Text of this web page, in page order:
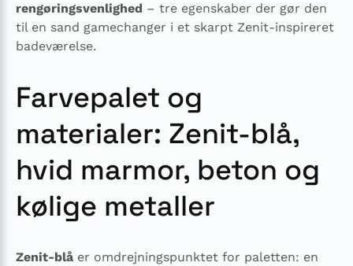
rengøringsvenlighed – tre egenskaber der gør den
til en sand gamechanger i et skarpt Zenit-inspireret
badeværelse.
Farvepalet og
materialer: Zenit-blå,
hvid marmor, beton og
kølige metaller
Zenit-blå er omdrejningspunktet for paletten: en